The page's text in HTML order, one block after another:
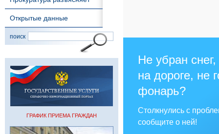
Открытые данные
поиск
ГРАФИК ПРИЕМА ГРАЖДАН
Не убран
на дороге, не
фонарь?
Столкнулись с
сообщите о ней!